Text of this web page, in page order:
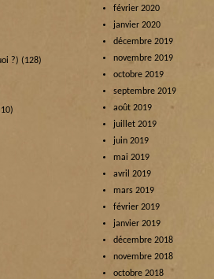
?) (128)
février 2020
janvier 2020
décembre 2019
novembre 2019
octobre 2019
septembre 2019
août 2019
juillet 2019
juin 2019
mai 2019
avril 2019
mars 2019
février 2019
janvier 2019
décembre 2018
novembre 2018
octobre 2018